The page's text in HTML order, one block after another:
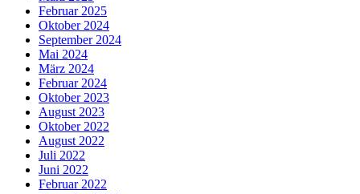
Februar 2025
Oktober 2024
September 2024
Mai 2024
März 2024
Februar 2024
Oktober 2023
August 2023
Oktober 2022
August 2022
Juli 2022
Juni 2022
Februar 2022